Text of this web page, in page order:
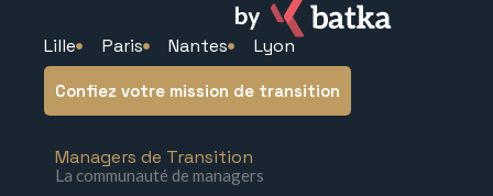
Lille Paris Nantes Lyon
Confiez votre mission de transition
Managers de Transition
La communauté de managers